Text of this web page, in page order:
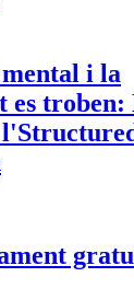
i la
es troben: